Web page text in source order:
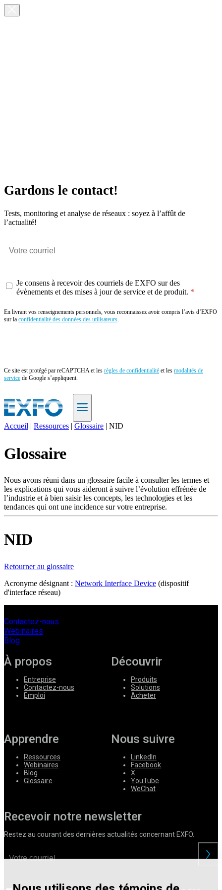
Gardons le contact!
Tests, monitoring et analyse de réseaux : soyez à l’affût de
l’actualité!
Je consens à recevoir des courriels de EXFO sur des
évènements et des mises à jour de service et de produit.
En livrant vos renseignements personnels, vous reconnaissez avoir compris l’avis d’EXFO
sur la confidentialité des données des utilisateurs.
Ce site est protégé par reCAPTCHA et les règles de confidentialité et les modalités de
service de Google s’appliquent.
Produits
Soutien
Services
Acheter
Ressources
nous
S'enregistrer
Entreprise
Emploi
Fournisseurs
Accueil | Ressources | Glossaire | NID
Glossaire
Nous avons réuni dans un glossaire facile à consulter les termes et
les explications qui vous aideront à suivre l’évolution effrénée de
l’industrie et à bien saisir les concepts, les technologies et les
tendances qui ont une incidence sur votre entreprise.
NID
Retourner au glossaire
Acronyme désignant : Network Interface Device (dispositif
d'interface réseau)
Contactez-nous
Webinaires
Blog
À propos
Entreprise
Contactez-nous
Emploi
Découvrir
Produits
Solutions
Acheter
Apprendre
Ressources
Webinaires
Blog
Glossaire
Nous suivre
LinkedIn
Facebook
X
YouTube
WeChat
Recevoir notre newsletter
Restez au courant des dernières actualités concernant EXFO.